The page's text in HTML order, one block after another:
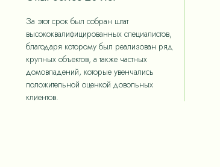
За этот срок был собран штат
высококвалифицированных специалистов,
благодаря которому был реализован ряд
крупных объектов, а также частных
домовладений, которые увенчались
положительной оценкой довольных
клиентов.